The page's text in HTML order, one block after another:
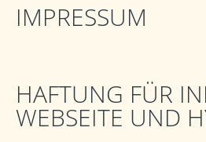
AKTIV
ANFRAGE
ANREISE
IMPRESSUM
HAFTUNG FÜR
WEBSEITE UND